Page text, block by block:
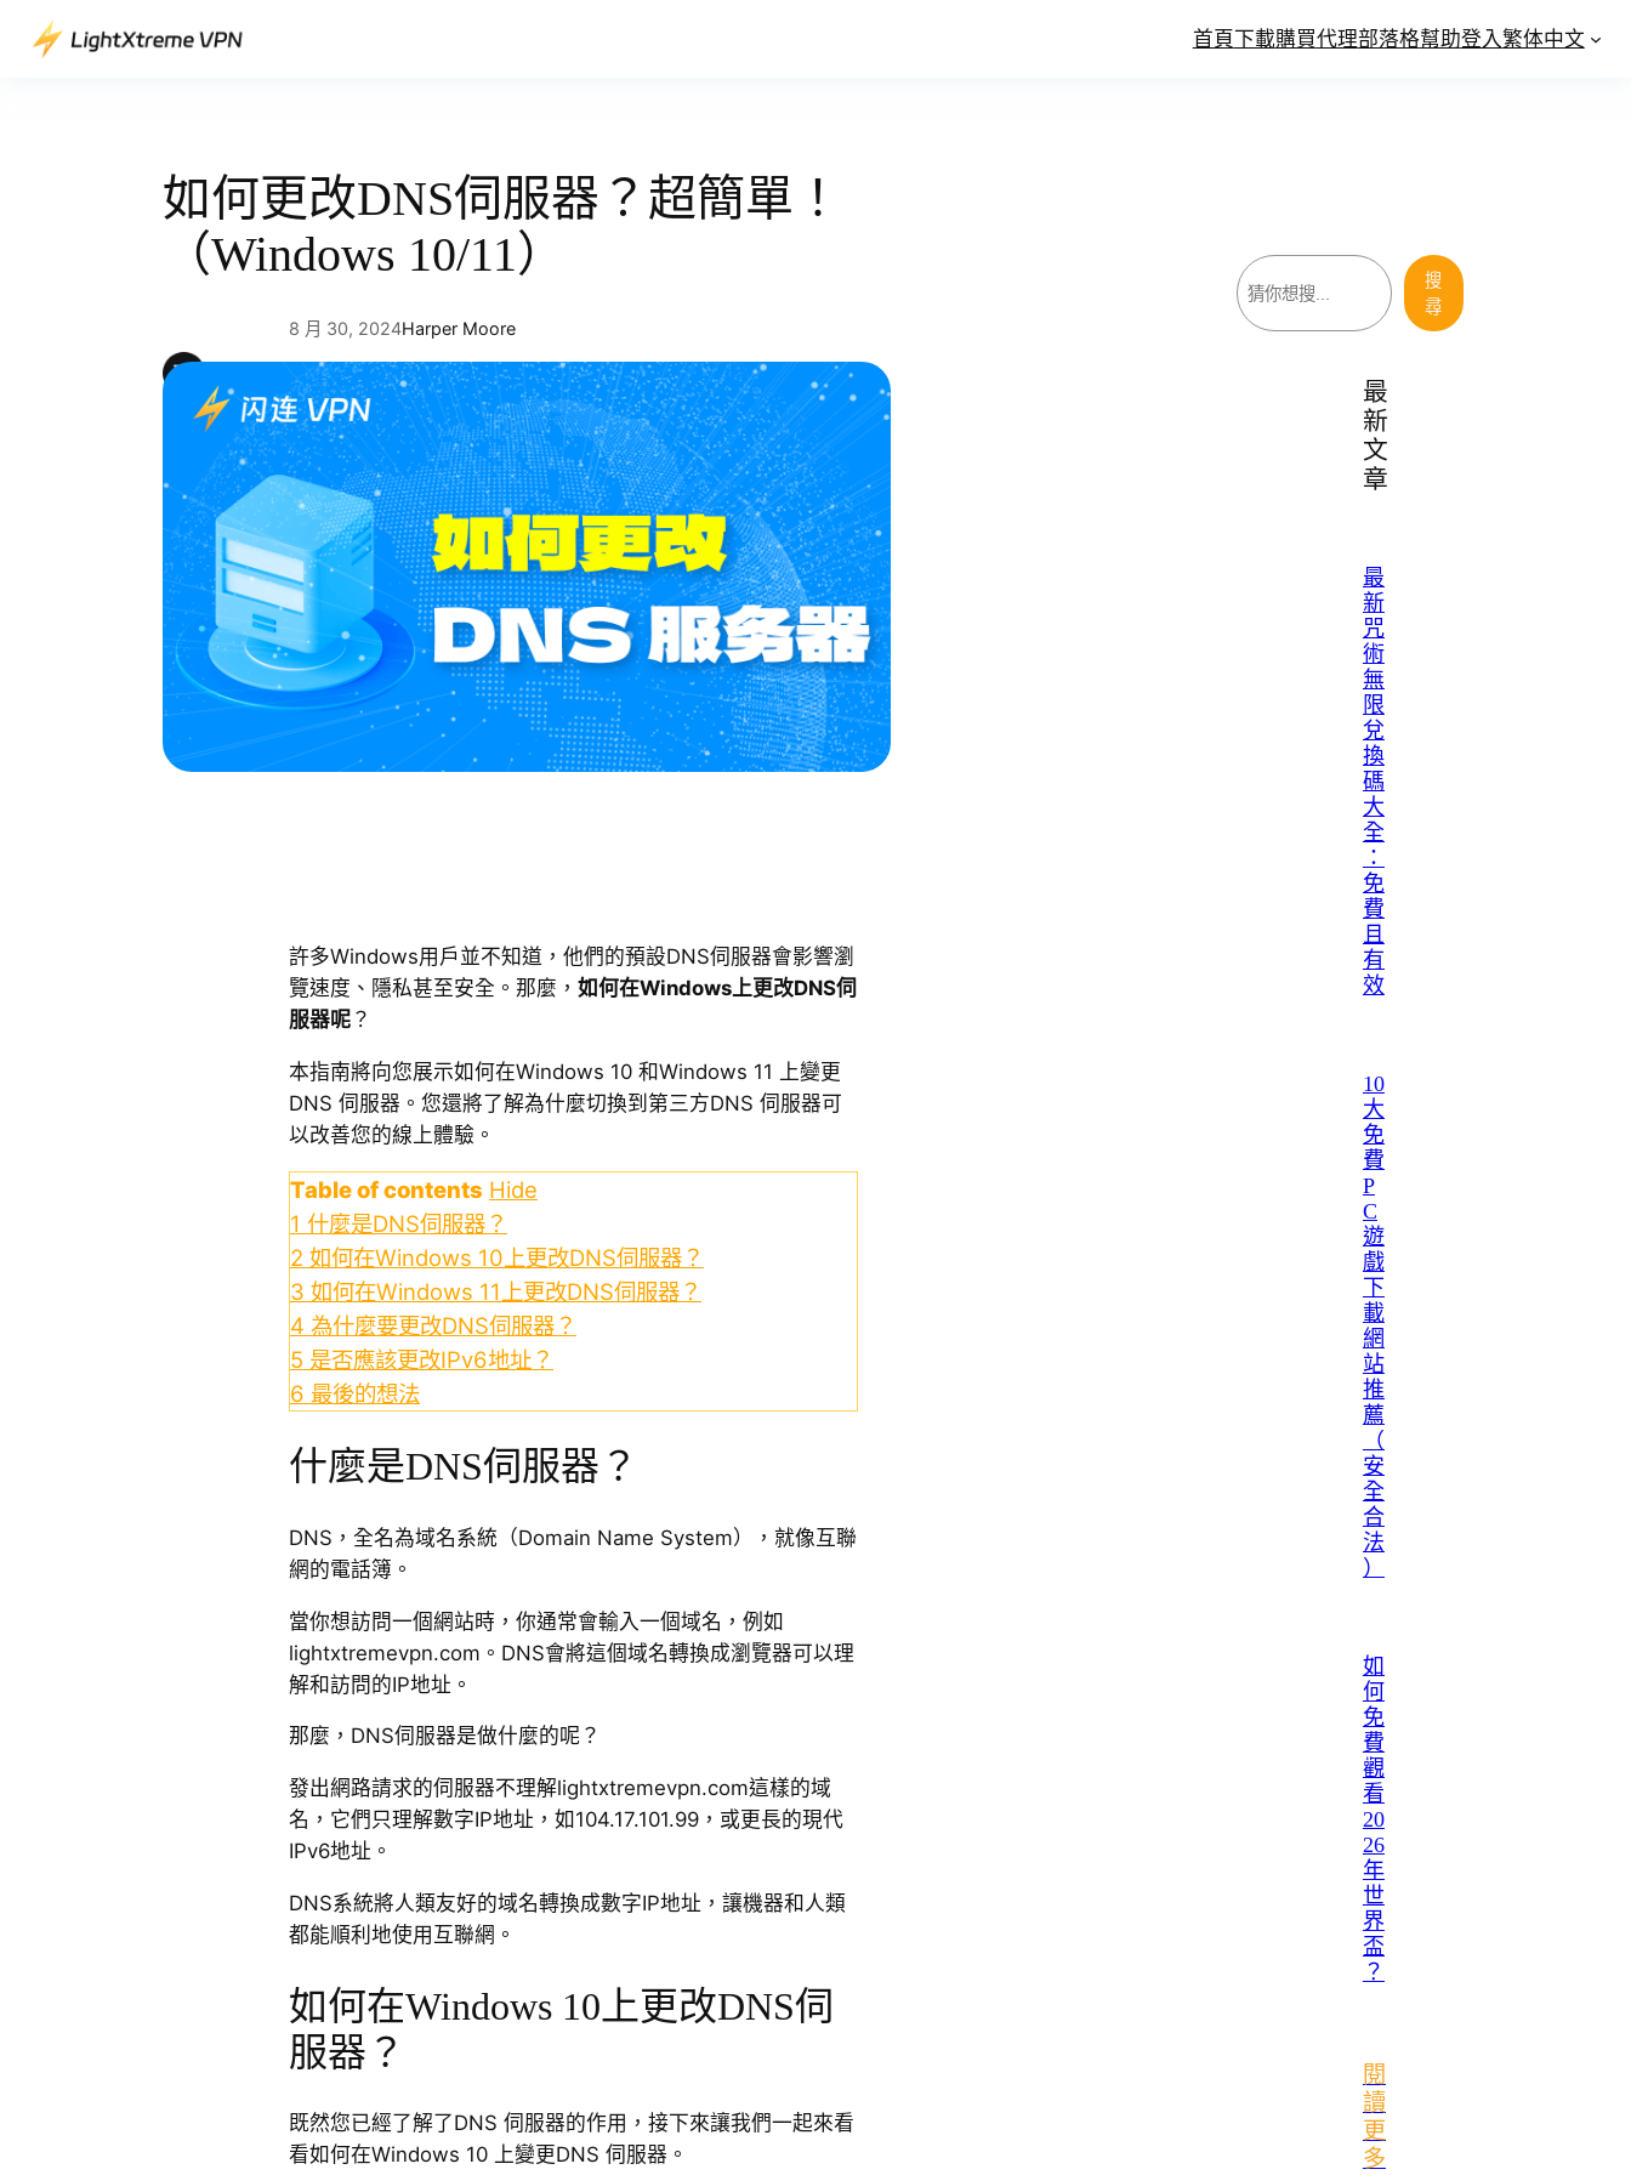
首頁下載購買代理部落格幫助登入繁体中文
如何更改DNS伺服器？超簡單！
（Windows 10/11）
8 月 30, 2024Harper Moore
許多Windows用戶並不知道，他們的預設DNS伺服器會影響瀏
覽速度、隱私甚至安全。那麼， 如何在Windows上更改DNS伺
服器呢 ？
本指南將向您展示如何在Windows 10 和Windows 11 上變更
DNS 伺服器。您還將了解為什麼切換到第三方DNS 伺服器可
以改善您的線上體驗。
Table of contents Hide
1 什麼是DNS伺服器？
2 如何在Windows 10上更改DNS伺服器？
3 如何在Windows 11上更改DNS伺服器？
4 為什麼要更改DNS伺服器？
5 是否應該更改IPv6地址？
6 最後的想法
什麼是DNS伺服器？
DNS，全名為域名系統（Domain Name System），就像互聯
網的電話簿。
當你想訪問一個網站時，你通常會輸入一個域名，例如
lightxtremevpn.com。DNS會將這個域名轉換成瀏覽器可以理
解和訪問的IP地址。
那麼，DNS伺服器是做什麼的呢？
發出網路請求的伺服器不理解lightxtremevpn.com這樣的域
名，它們只理解數字IP地址，如104.17.101.99，或更長的現代
IPv6地址。
DNS系統將人類友好的域名轉換成數字IP地址，讓機器和人類
都能順利地使用互聯網。
如何在Windows 10上更改DNS伺
服器？
既然您已經了解了DNS 伺服器的作用，接下來讓我們一起來看
看如何在Windows 10 上變更DNS 伺服器。
搜
尋
搜
尋
最
新
文
章
最
新
咒
術
無
限
兌
換
碼
大
全
：
免
費
且
有
效
10
大
免
費
P
C
遊
戲
下
載
網
站
推
薦
（
安
全
合
法
）
如
何
免
費
觀
看
20
26
年
世
界
盃
？
閱
讀
更
多